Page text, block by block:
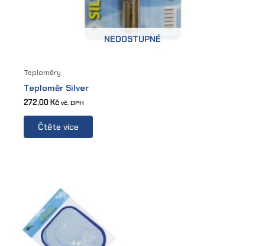
NEDOSTUPNÉ
Teploměry
Teploměr Silver
272,00Kč vč. DPH
Čtěte více